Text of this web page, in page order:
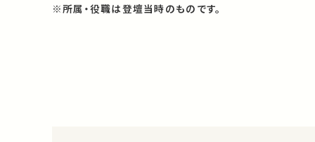
※所属・役職は登壇当時のものです。